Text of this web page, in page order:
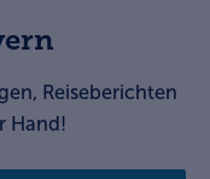
Reiseberichten
Hand!